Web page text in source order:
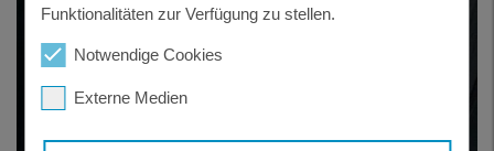
Funktionalitäten zur Verfügung zu stellen.
Notwendige Cookies
Externe Medien